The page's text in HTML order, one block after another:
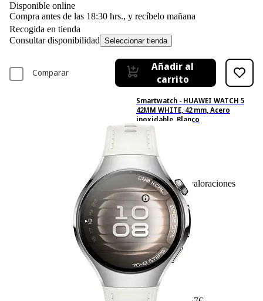
Disponible online
Compra antes de las 18:30 hrs., y recíbelo mañana
Recogida en tienda
Consultar disponibilidad Seleccionar tienda
Comparar
Añadir al
carrito
Smartwatch - HUAWEI WATCH 5
42MM WHITE, 42 mm, Acero
inoxidable, Blanco
9Basado en 9 valoraciones